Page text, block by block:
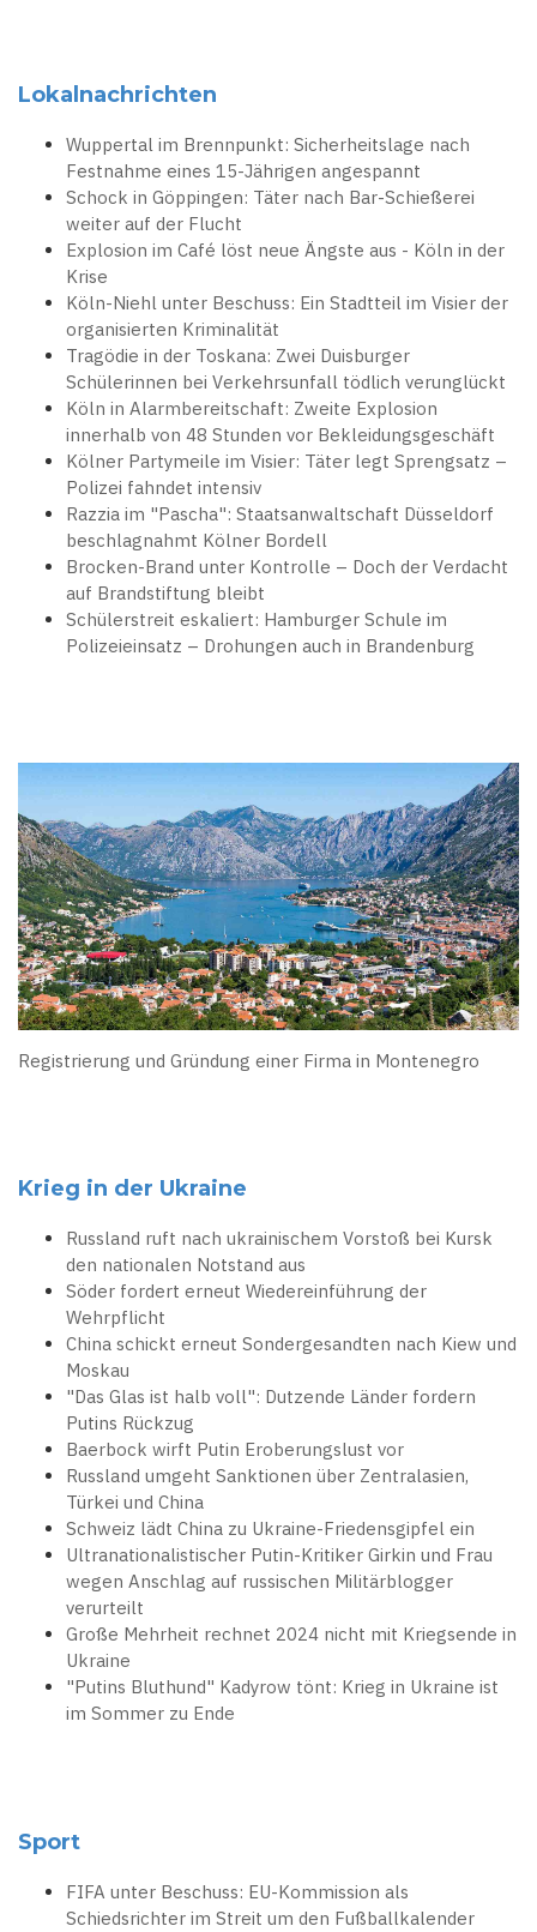
Lokalnachrichten
Wuppertal im Brennpunkt: Sicherheitslage nach
Festnahme eines 15-Jährigen angespannt
Schock in Göppingen: Täter nach Bar-Schießerei
weiter auf der Flucht
Explosion im Café löst neue Ängste aus - Köln in der
Krise
Köln-Niehl unter Beschuss: Ein Stadtteil im Visier der
organisierten Kriminalität
Tragödie in der Toskana: Zwei Duisburger
Schülerinnen bei Verkehrsunfall tödlich verunglückt
Köln in Alarmbereitschaft: Zweite Explosion
innerhalb von 48 Stunden vor Bekleidungsgeschäft
Kölner Partymeile im Visier: Täter legt Sprengsatz –
Polizei fahndet intensiv
Razzia im "Pascha": Staatsanwaltschaft Düsseldorf
beschlagnahmt Kölner Bordell
Brocken-Brand unter Kontrolle – Doch der Verdacht
auf Brandstiftung bleibt
Schülerstreit eskaliert: Hamburger Schule im
Polizeieinsatz – Drohungen auch in Brandenburg
Registrierung und Gründung einer Firma in Montenegro
Krieg in der Ukraine
Russland ruft nach ukrainischem Vorstoß bei Kursk
den nationalen Notstand aus
Söder fordert erneut Wiedereinführung der
Wehrpflicht
China schickt erneut Sondergesandten nach Kiew und
Moskau
"Das Glas ist halb voll": Dutzende Länder fordern
Putins Rückzug
Baerbock wirft Putin Eroberungslust vor
Russland umgeht Sanktionen über Zentralasien,
Türkei und China
Schweiz lädt China zu Ukraine-Friedensgipfel ein
Ultranationalistischer Putin-Kritiker Girkin und Frau
wegen Anschlag auf russischen Militärblogger
verurteilt
Große Mehrheit rechnet 2024 nicht mit Kriegsende in
Ukraine
"Putins Bluthund" Kadyrow tönt: Krieg in Ukraine ist
im Sommer zu Ende
Sport
FIFA unter Beschuss: EU-Kommission als
Schiedsrichter im Streit um den Fußballkalender